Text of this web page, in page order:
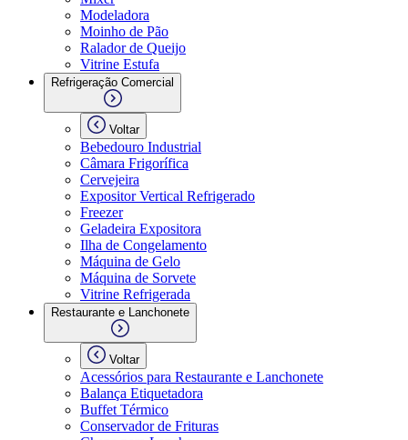
Modeladora
Moinho de Pão
Ralador de Queijo
Vitrine Estufa
Refrigeração Comercial
Voltar
Bebedouro Industrial
Câmara Frigorífica
Cervejeira
Expositor Vertical Refrigerado
Freezer
Geladeira Expositora
Ilha de Congelamento
Máquina de Gelo
Máquina de Sorvete
Vitrine Refrigerada
Restaurante e Lanchonete
Voltar
Acessórios para Restaurante e Lanchonete
Balança Etiquetadora
Buffet Térmico
Conservador de Frituras